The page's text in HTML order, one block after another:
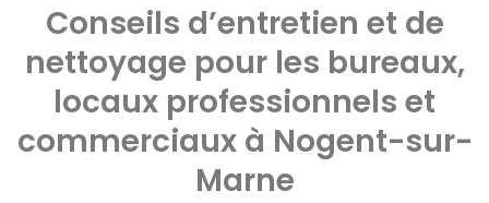
Conseils d’entretien et de
nettoyage pour les bureaux,
locaux professionnels et
commerciaux à Nogent-sur-
Marne